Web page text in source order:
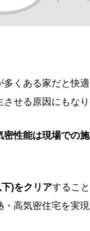
くある家だと快
せる原因にもなり
密性能は現場での
)をクリアするこ
高気密住宅を実現